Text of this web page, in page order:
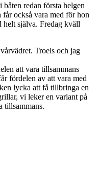
redan första helgen
får också vara med för hon
helt själva. Fredag kväll
Troels och jag
att vara tillsammans
fördelen av att vara med
lycka att få tillbringa en
vi leker en variant på
tillsammans.